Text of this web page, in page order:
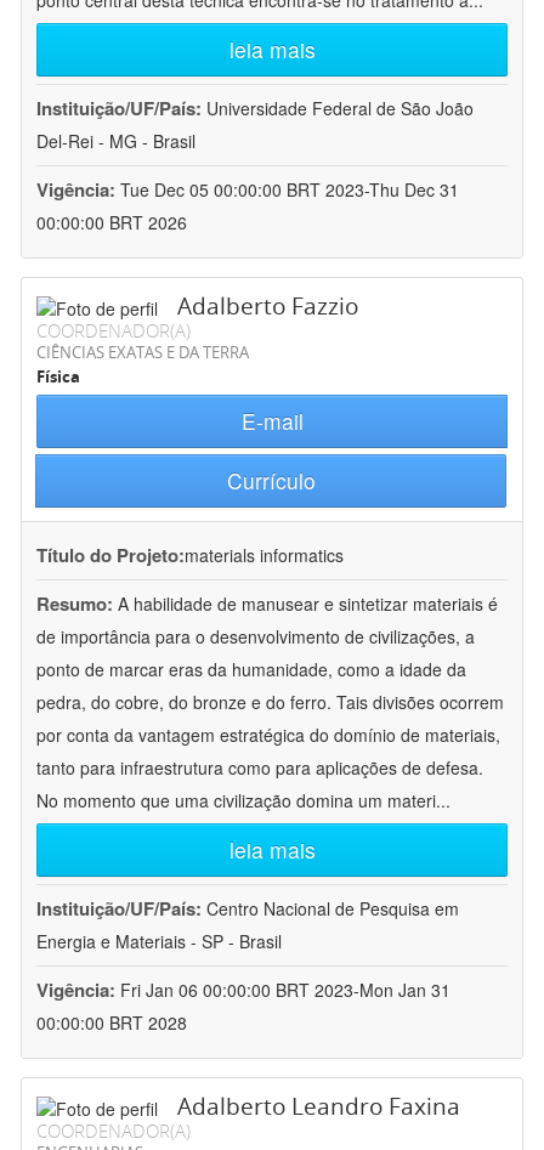
leia mais
Instituição/UF/País: Universidade Federal de São João
Del-Rei - MG - Brasil
Vigência: Tue Dec 05 00:00:00 BRT 2023-Thu Dec 31
00:00:00 BRT 2026
Adalberto Fazzio
COORDENADOR(A)
CIÊNCIAS EXATAS E DA TERRA
Física
E-mail
Currículo
Título do Projeto:materials informatics
Resumo: A habilidade de manusear e sintetizar materiais é
de importância para o desenvolvimento de civilizações, a
ponto de marcar eras da humanidade, como a idade da
pedra, do cobre, do bronze e do ferro. Tais divisões ocorrem
por conta da vantagem estratégica do domínio de materiais,
tanto para infraestrutura como para aplicações de defesa.
No momento que uma civilização domina um materi...
leia mais
Instituição/UF/País: Centro Nacional de Pesquisa em
Energia e Materiais - SP - Brasil
Vigência: Fri Jan 06 00:00:00 BRT 2023-Mon Jan 31
00:00:00 BRT 2028
Adalberto Leandro Faxina
COORDENADOR(A)